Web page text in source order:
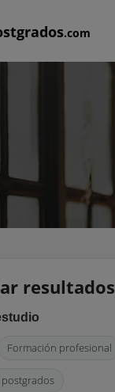
.com
resultados
Formación profesional
postgrados